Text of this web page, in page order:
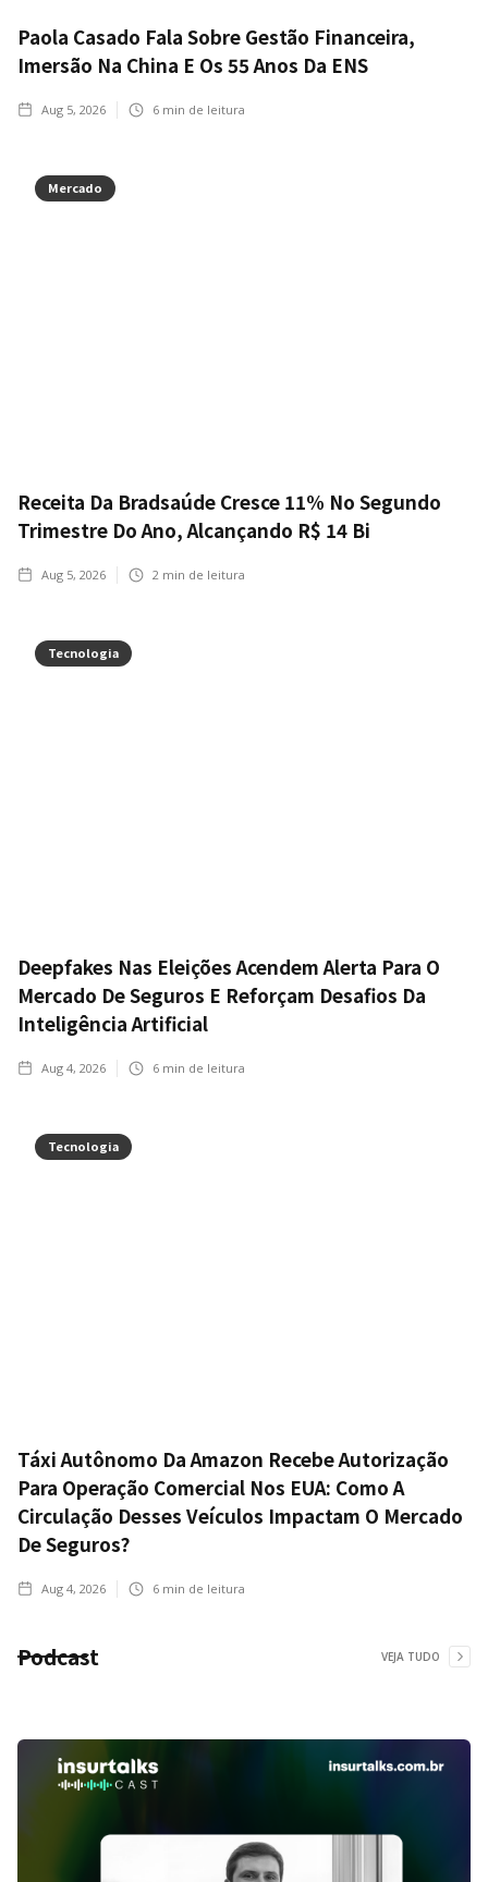
Paola Casado Fala Sobre Gestão Financeira,
Imersão Na China E Os 55 Anos Da ENS
Aug 5, 2026 6 min de leitura
Mercado
Receita Da Bradsaúde Cresce 11% No Segundo
Trimestre Do Ano, Alcançando R$ 14 Bi
Aug 5, 2026 2 min de leitura
Tecnologia
Deepfakes Nas Eleições Acendem Alerta Para O
Mercado De Seguros E Reforçam Desafios Da
Inteligência Artificial
Aug 4, 2026 6 min de leitura
Tecnologia
Táxi Autônomo Da Amazon Recebe Autorização
Para Operação Comercial Nos EUA: Como A
Circulação Desses Veículos Impactam O Mercado
De Seguros?
Aug 4, 2026 6 min de leitura
Podcast VEJA TUDO